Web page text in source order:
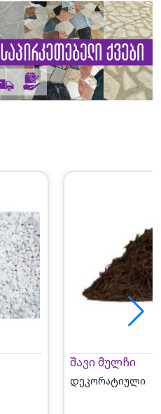
შავი მულჩი
დეკორატიული